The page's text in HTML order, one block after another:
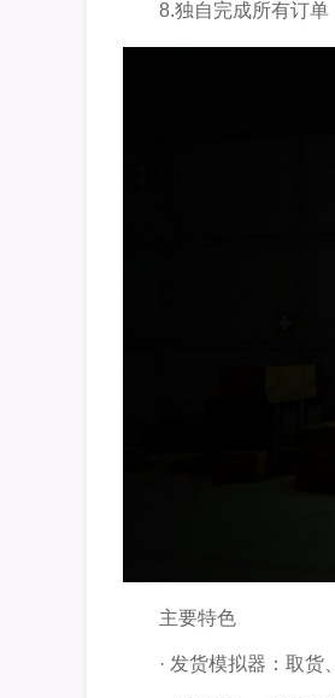
8.独自完成所有订单
主要特色
· 发货模拟器：取货